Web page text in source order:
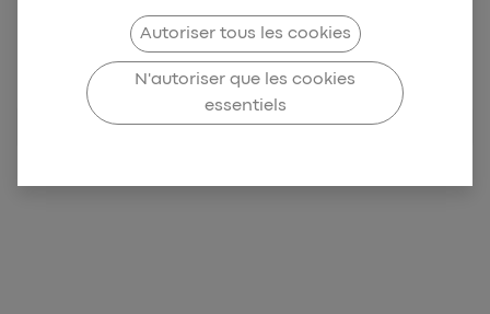
Beach park Dionysien
BILLARD
CLUB
Autoriser tous les cookies
N'autoriser que les cookies
essentiels